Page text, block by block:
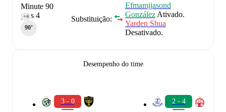
Substituição:
Efmamjjasond
GonzálezAtivado.
Yarden Shua
Desativado.
Minute 90
plus 4
90‎’‎
+4
Desempenho do time
3 - 0 2 - 4